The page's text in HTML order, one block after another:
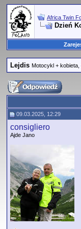
Africa Twin
Dzień
Lejdis Motocykl +
09.03.2025, 12:29
consigliero
Ajde Jano